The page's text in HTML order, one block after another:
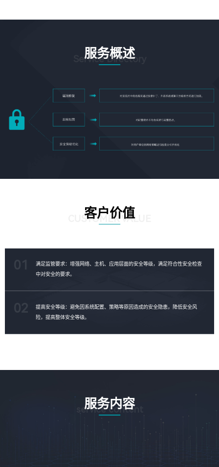
服务概述
Service Directory
客户价值
CUSTOMER VALUE
满足监管要求：增强网络、主机、应用层面的安全等级，满足符合性安全检查
中对安全的要求。
提高安全等级：避免因系统配置、策略等原因造成的安全隐患，降低安全风
险，提高整体安全等级。
服务内容
service content